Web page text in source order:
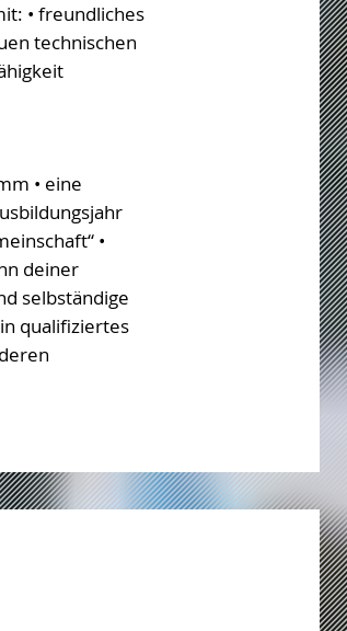
• freundliches
technischen
• eine
•
deiner
selbständige
qualifiziertes